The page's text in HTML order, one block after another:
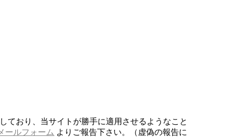
ており、当サイトが勝手に適用させるようなこと
ールフォーム よりご報告下さい。（虚偽の報告に